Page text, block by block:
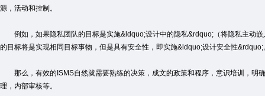
源，活动和控制。
例如，如果隐私团队的目标是实施&ldquo;设计中的隐私&rdquo;（将隐私主动嵌
的目标将是实现相同目标事物，但是具有安全性，即实施&ldquo;设计安全性&rdquo;
那么，有效的ISMS自然就需要熟练的决策，成文的政策和程序，意识培训，明
理，内部审核等。